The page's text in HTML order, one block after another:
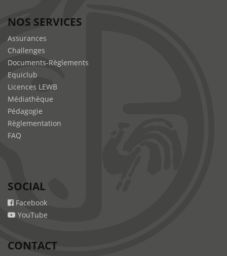
NOS SERVICES
Assurances
Challenges
Documents-Règlements
Equiclub
Licences LEWB
Médiathèque
Pédagogie
Règlementation
FAQ
SOCIAL
Facebook
YouTube
CONTACT